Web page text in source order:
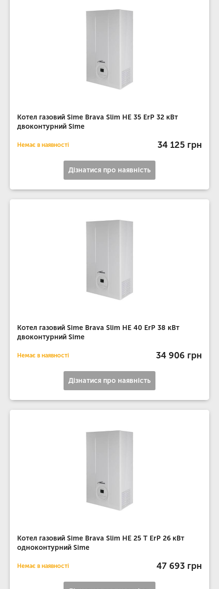
Котел газовий Sime Brava Slim HE 35 ErP 32 кВт
двоконтурний Sime
Немає в наявності 34 125 грн
Дізнатися про наявність
Котел газовий Sime Brava Slim HE 40 ErP 38 кВт
двоконтурний Sime
Немає в наявності 34 906 грн
Дізнатися про наявність
Котел газовий Sime Brava Slim HE 25 T ErP 26 кВт
одноконтурний Sime
Немає в наявності 47 693 грн